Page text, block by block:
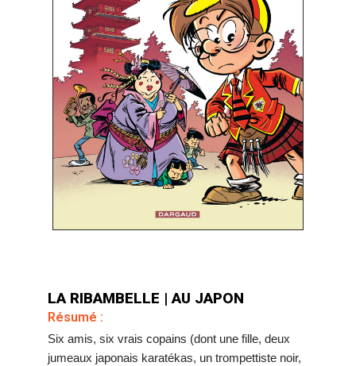
LA RIBAMBELLE | AU JAPON
Résumé :
Six amis, six vrais copains (dont une fille, deux
jumeaux japonais karatékas, un trompettiste noir,